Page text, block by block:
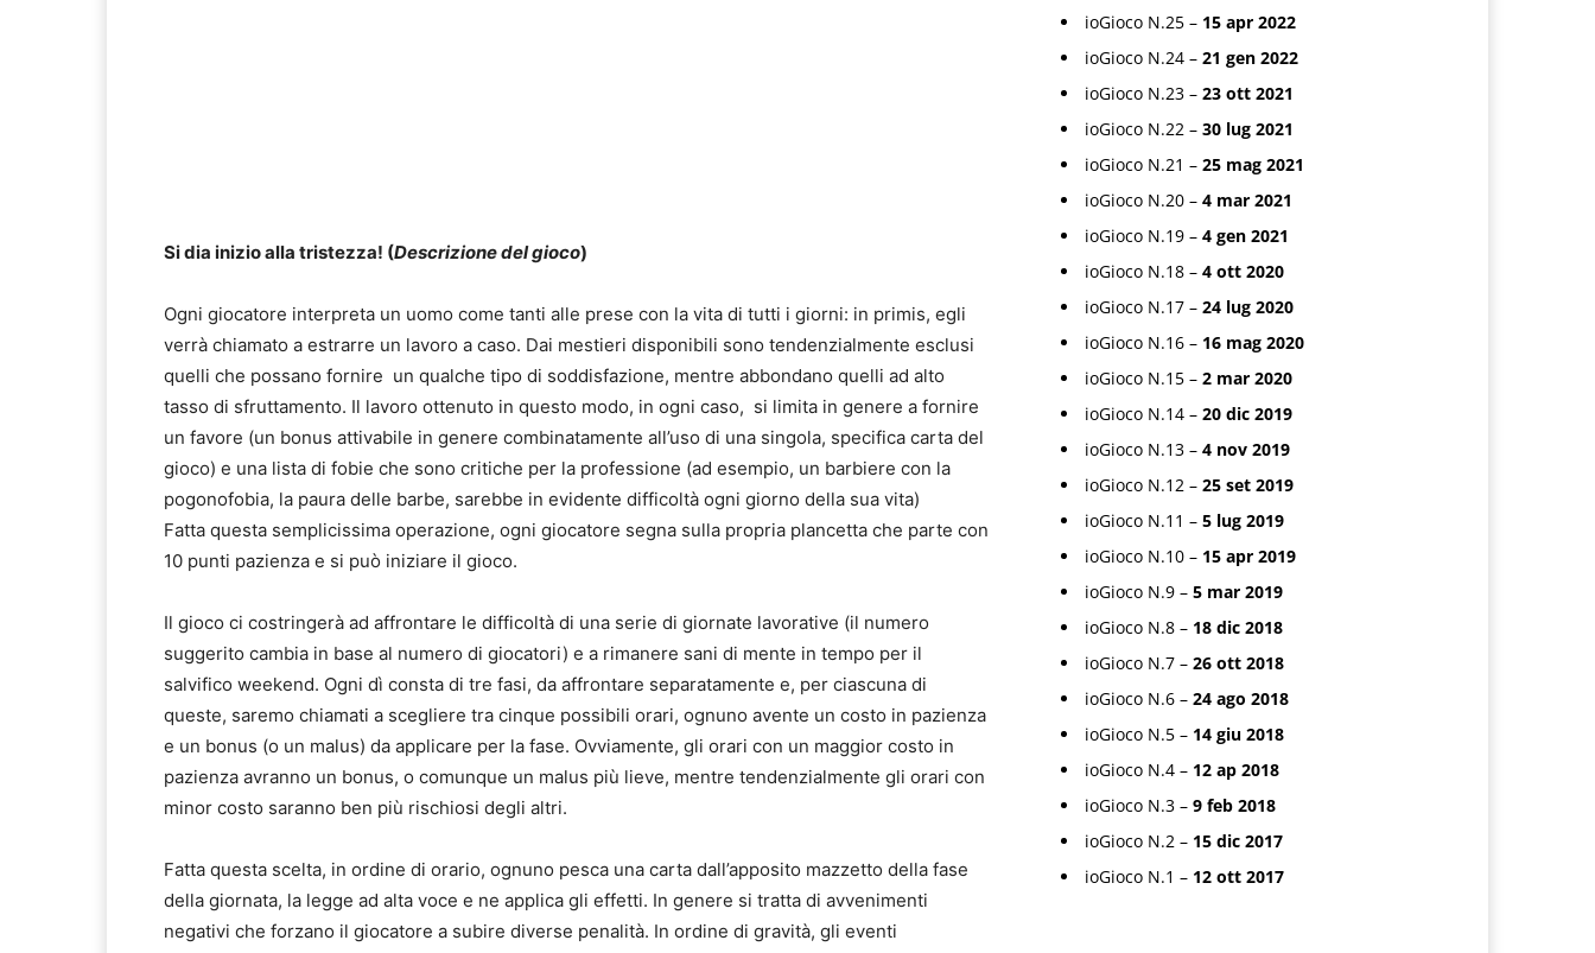
Si dia inizio alla tristezza! (Descrizione del gioco)
Ogni giocatore interpreta un uomo come tanti alle prese con la vita di tutti i giorni: in primis, egli
verrà chiamato a estrarre un lavoro a caso. Dai mestieri disponibili sono tendenzialmente esclusi
quelli che possano fornire un qualche tipo di soddisfazione, mentre abbondano quelli ad alto
tasso di sfruttamento. Il lavoro ottenuto in questo modo, in ogni caso, si limita in genere a fornire
un favore (un bonus attivabile in genere combinatamente all’uso di una singola, specifica carta del
gioco) e una lista di fobie che sono critiche per la professione (ad esempio, un barbiere con la
pogonofobia, la paura delle barbe, sarebbe in evidente difficoltà ogni giorno della sua vita)
Fatta questa semplicissima operazione, ogni giocatore segna sulla propria plancetta che parte con
10 punti pazienza e si può iniziare il gioco.
Il gioco ci costringerà ad affrontare le difficoltà di una serie di giornate lavorative (il numero
suggerito cambia in base al numero di giocatori) e a rimanere sani di mente in tempo per il
salvifico weekend. Ogni dì consta di tre fasi, da affrontare separatamente e, per ciascuna di
queste, saremo chiamati a scegliere tra cinque possibili orari, ognuno avente un costo in pazienza
e un bonus (o un malus) da applicare per la fase. Ovviamente, gli orari con un maggior costo in
pazienza avranno un bonus, o comunque un malus più lieve, mentre tendenzialmente gli orari con
minor costo saranno ben più rischiosi degli altri.
Fatta questa scelta, in ordine di orario, ognuno pesca una carta dall’apposito mazzetto della fase
della giornata, la legge ad alta voce e ne applica gli effetti. In genere si tratta di avvenimenti
negativi che forzano il giocatore a subire diverse penalità. In ordine di gravità, gli eventi
ioGioco N.25 – 15 apr 2022
ioGioco N.24 – 21 gen 2022
ioGioco N.23 – 23 ott 2021
ioGioco N.22 – 30 lug 2021
ioGioco N.21 – 25 mag 2021
ioGioco N.20 – 4 mar 2021
ioGioco N.19 – 4 gen 2021
ioGioco N.18 – 4 ott 2020
ioGioco N.17 – 24 lug 2020
ioGioco N.16 – 16 mag 2020
ioGioco N.15 – 2 mar 2020
ioGioco N.14 – 20 dic 2019
ioGioco N.13 – 4 nov 2019
ioGioco N.12 – 25 set 2019
ioGioco N.11 – 5 lug 2019
ioGioco N.10 – 15 apr 2019
ioGioco N.9 – 5 mar 2019
ioGioco N.8 – 18 dic 2018
ioGioco N.7 – 26 ott 2018
ioGioco N.6 – 24 ago 2018
ioGioco N.5 – 14 giu 2018
ioGioco N.4 – 12 ap 2018
ioGioco N.3 – 9 feb 2018
ioGioco N.2 – 15 dic 2017
ioGioco N.1 – 12 ott 2017